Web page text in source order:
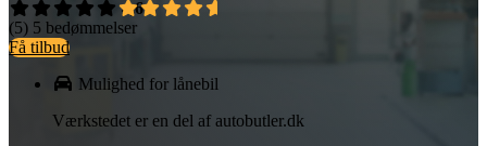
4,6
(5) 5 bedømmelser
Få tilbud
Mulighed for lånebil
Værkstedet er en del af autobutler.dk